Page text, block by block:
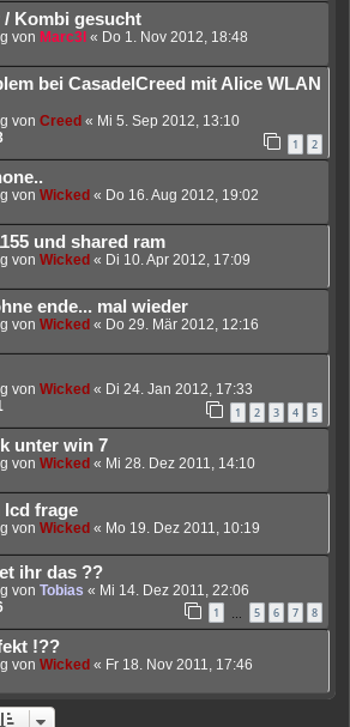
/ Kombi gesucht
von Marc3l « Do 1. Nov 2012, 18:48
bei CasadelCreed mit Alice WLAN
von Creed « Mi 5. Sep 2012, 13:10
1 2
von Wicked « Do 16. Aug 2012, 19:02
und shared ram
von Wicked « Di 10. Apr 2012, 17:09
ende... mal wieder
von Wicked « Do 29. Mär 2012, 12:16
von Wicked « Di 24. Jan 2012, 17:33
1 2 3 4 5
unter win 7
von Wicked « Mi 28. Dez 2011, 14:10
lcd frage
von Wicked « Mo 19. Dez 2011, 10:19
ihr das ??
von Tobias « Mi 14. Dez 2011, 22:06
1 5 6 7 8
!??
von Wicked « Fr 18. Nov 2011, 17:46